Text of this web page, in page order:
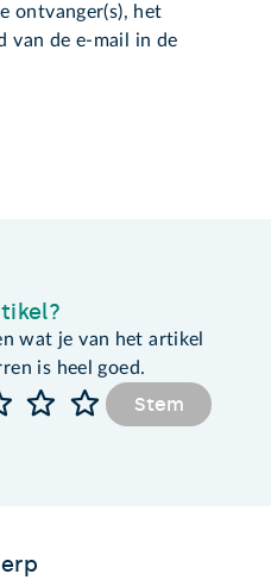
ontvanger(s), het
van de e-mail in de
wat je van het artikel
is heel goed.
Stem